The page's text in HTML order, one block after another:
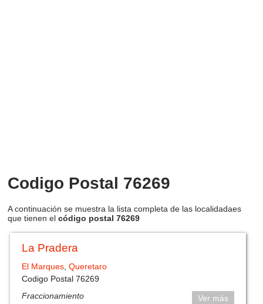
Codigo Postal 76269
A continuación se muestra la lista completa de las localidadaes
que tienen el código postal 76269
La Pradera
El Marques,Queretaro
Codigo Postal 76269
Fraccionamiento
Ver más